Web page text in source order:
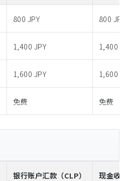
800 JPY 800 JPY
1,400 JPY 1,400
1,600 JPY 1,600
免费 免费
银行账户汇款 （CLP） 现金收